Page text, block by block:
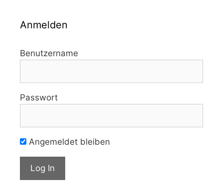
Anmelden
Benutzername
Passwort
Angemeldet bleiben